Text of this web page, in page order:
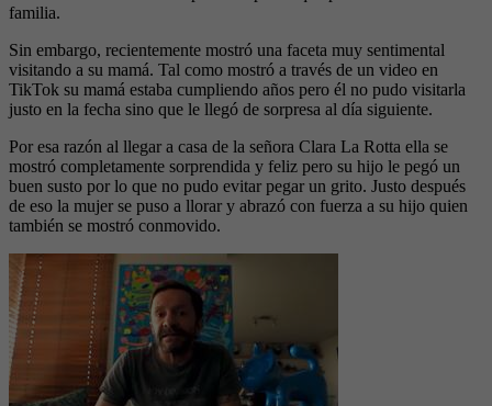
familia.
Sin embargo, recientemente mostró una faceta muy sentimental
visitando a su mamá. Tal como mostró a través de un video en
TikTok su mamá estaba cumpliendo años pero él no pudo visitarla
justo en la fecha sino que le llegó de sorpresa al día siguiente.
Por esa razón al llegar a casa de la señora Clara La Rotta ella se
mostró completamente sorprendida y feliz pero su hijo le pegó un
buen susto por lo que no pudo evitar pegar un grito. Justo después
de eso la mujer se puso a llorar y abrazó con fuerza a su hijo quien
también se mostró conmovido.